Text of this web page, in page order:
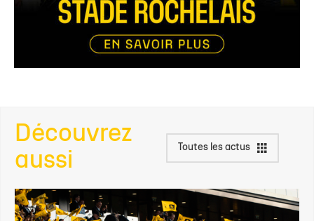
Découvrez
aussi
Toutes les actus